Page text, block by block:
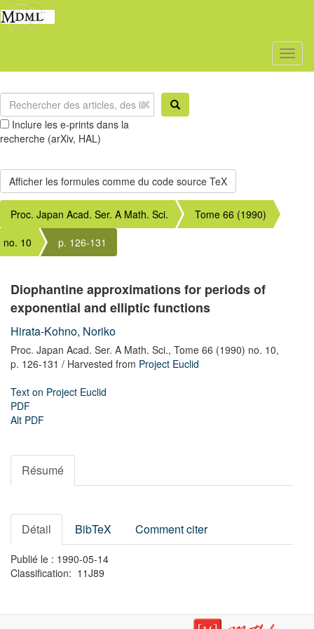
Inclure les e-prints dans la
recherche (arXiv, HAL)
Proc. Japan Acad. Ser. A Math. Sci.
Tome 66 (1990)
no. 10
p. 126-131
Diophantine approximations for periods of
exponential and elliptic functions
Hirata-Kohno, Noriko
Proc. Japan Acad. Ser. A Math. Sci., Tome 66 (1990) no. 10,
p. 126-131 / Harvested from Project Euclid
Text on Project Euclid
PDF
Alt PDF
Résumé
Détail BibTeX Comment citer
Publié le : 1990-05-14
Classification: 11J89